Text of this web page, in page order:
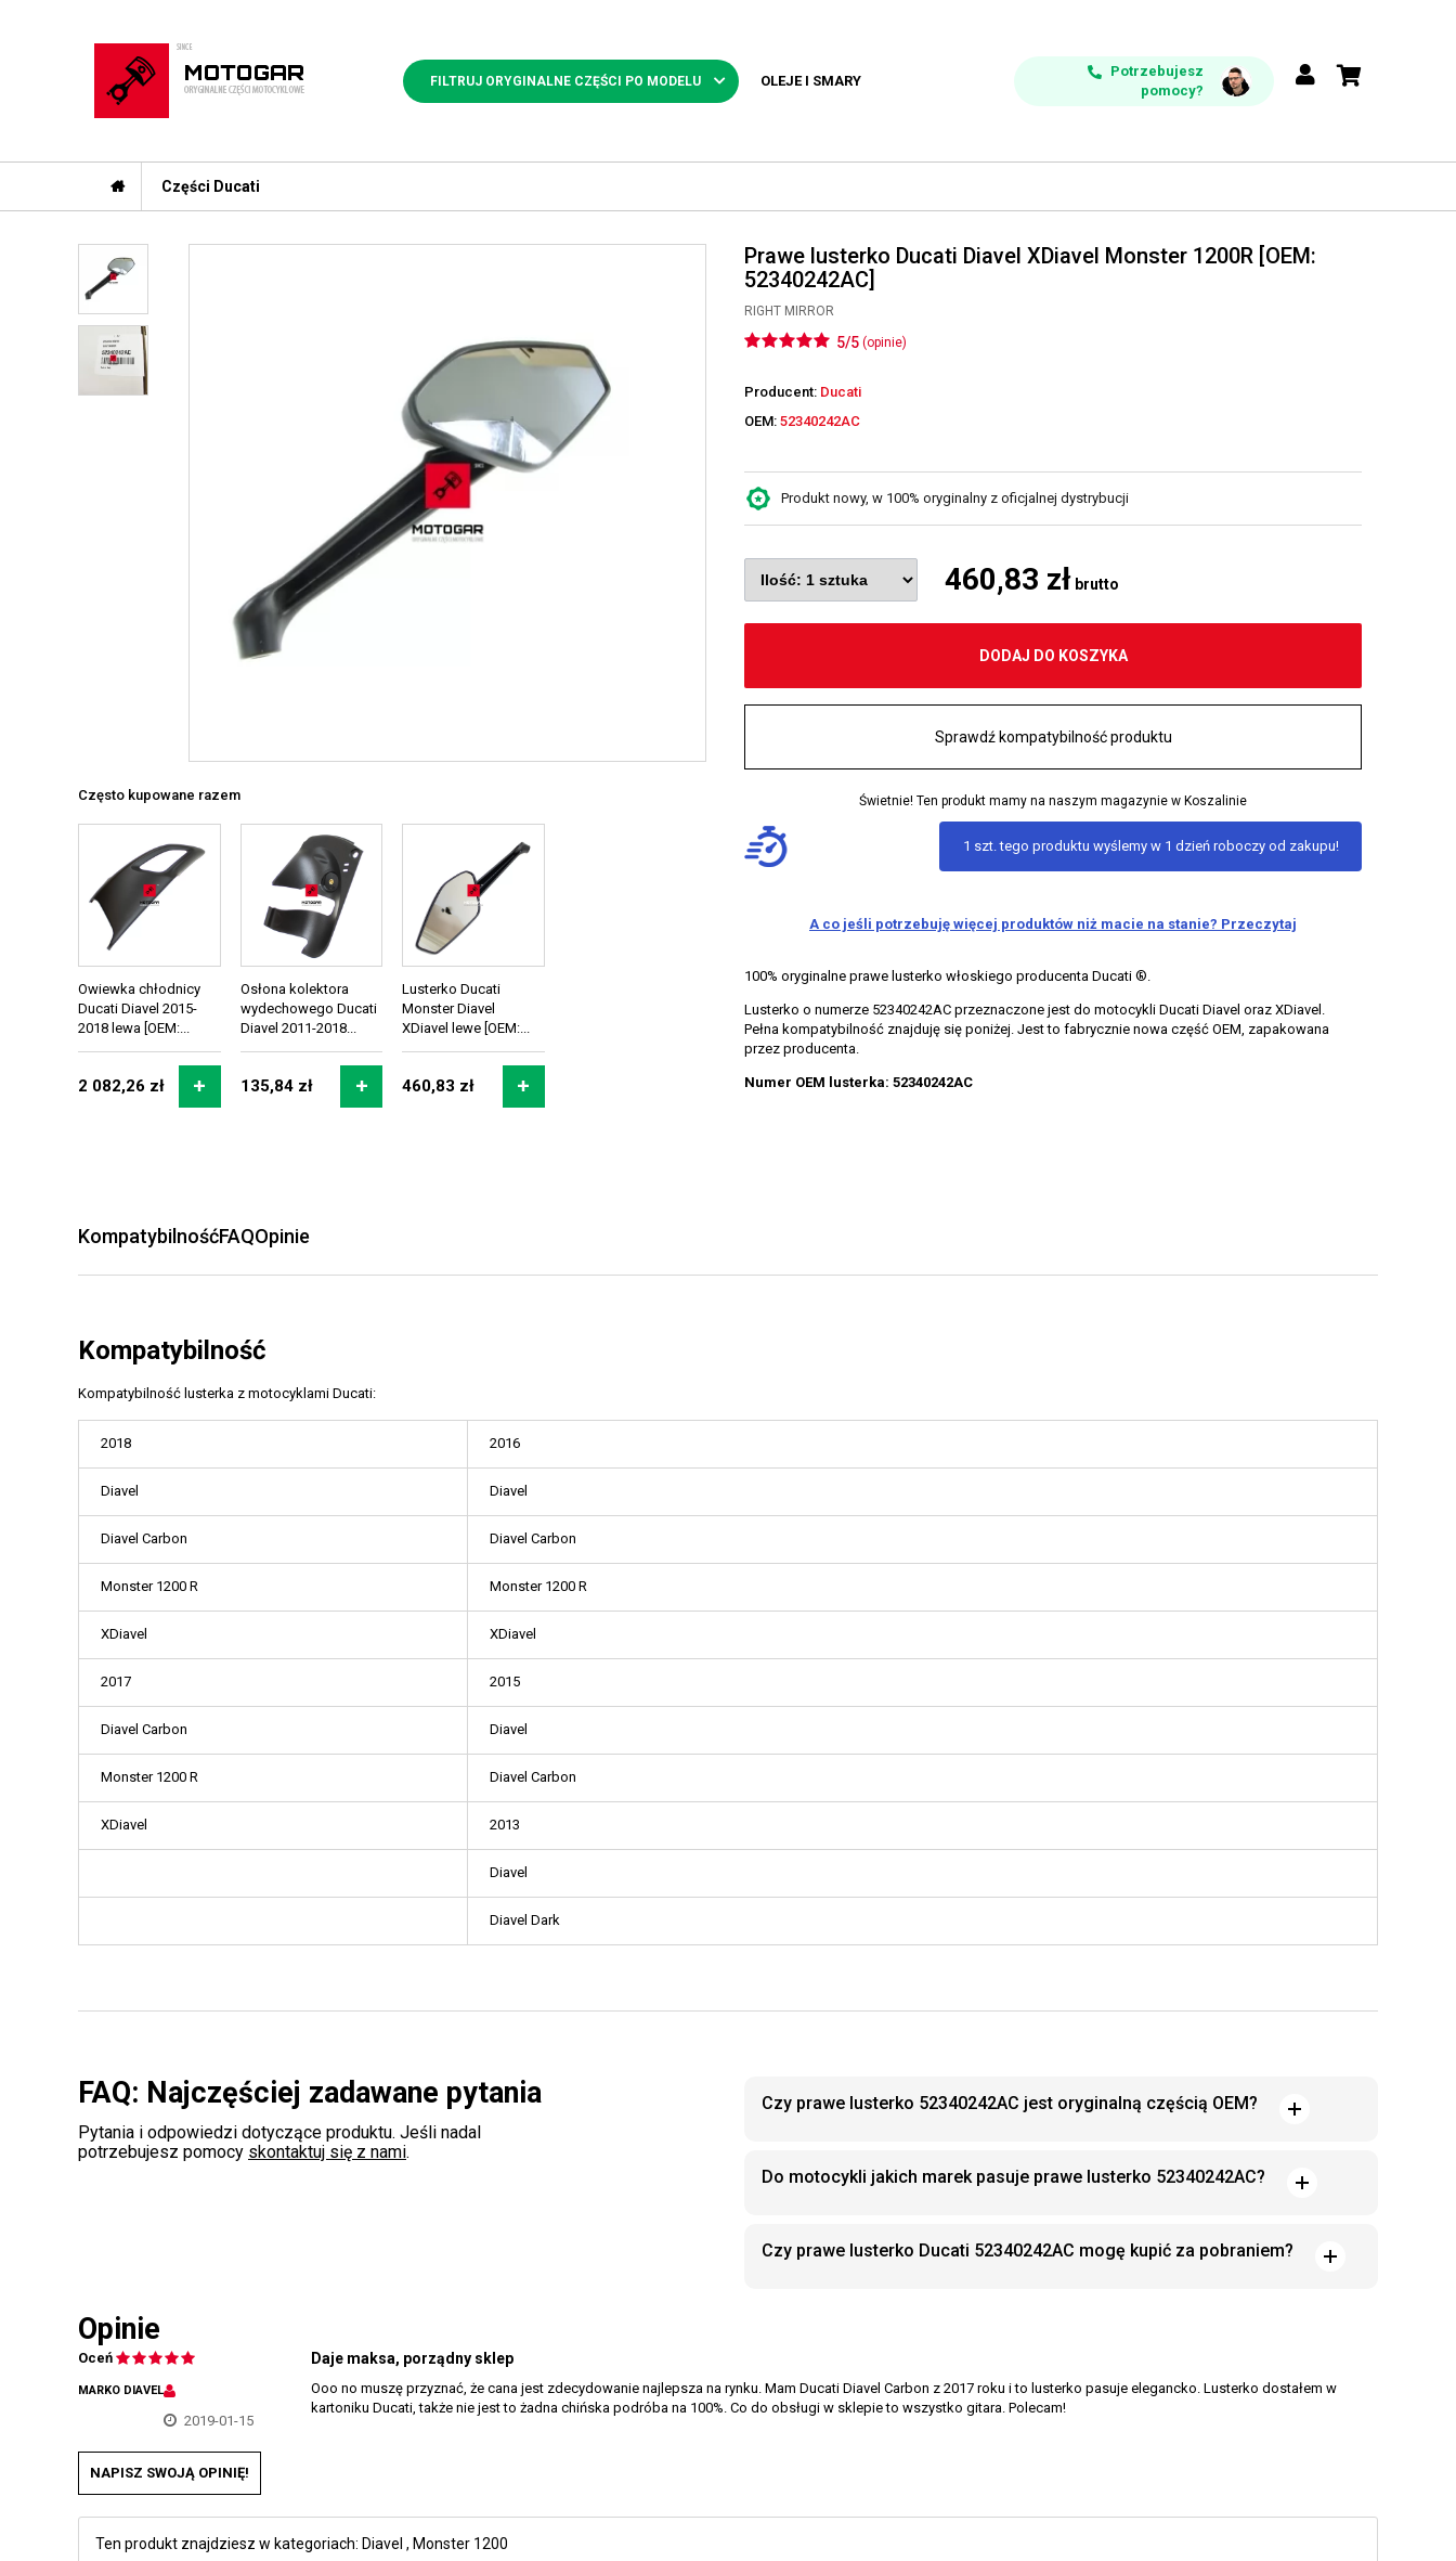
FILTRUJ ORYGINALNE CZĘŚCI PO MODELU OLEJE I SMARY
Potrzebujesz
pomocy?
Części Ducati
Często kupowane razem
Owiewka chłodnicy
Ducati Diavel 2015-
2018 lewa [OEM:...
2 082,26 zł
Osłona kolektora
wydechowego Ducati
Diavel 2011-2018...
135,84 zł
Lusterko Ducati
Monster Diavel
XDiavel lewe [OEM:...
460,83 zł
Prawe lusterko Ducati Diavel XDiavel Monster 1200R [OEM:
52340242AC]
RIGHT MIRROR
5/5 (opinie)
Producent: Ducati
OEM: 52340242AC
Produkt nowy, w 100% oryginalny z oficjalnej dystrybucji
460,83 zł brutto
DODAJ DO KOSZYKA
Sprawdź kompatybilność produktu
Świetnie! Ten produkt mamy na naszym magazynie w Koszalinie
1 szt. tego produktu wyślemy w 1 dzień roboczy od zakupu!
A co jeśli potrzebuję więcej produktów niż macie na stanie? Przeczytaj
100% oryginalne prawe lusterko włoskiego producenta Ducati ®.
Lusterko o numerze 52340242AC przeznaczone jest do motocykli Ducati Diavel oraz XDiavel.
Pełna kompatybilność znajduję się poniżej. Jest to fabrycznie nowa część OEM, zapakowana
przez producenta.
Numer OEM lusterka: 52340242AC
KompatybilnośćFAQOpinie
Kompatybilność
Kompatybilność lusterka z motocyklami Ducati:
2018 2016
Diavel Diavel
Diavel Carbon Diavel Carbon
Monster 1200 R Monster 1200 R
XDiavel XDiavel
2017 2015
Diavel Carbon Diavel
Monster 1200 R Diavel Carbon
XDiavel 2013
Diavel
Diavel Dark
FAQ: Najczęściej zadawane pytania
Pytania i odpowiedzi dotyczące produktu. Jeśli nadal
potrzebujesz pomocy skontaktuj się z nami.
Czy prawe lusterko 52340242AC jest oryginalną częścią OEM?
Do motocykli jakich marek pasuje prawe lusterko 52340242AC?
Czy prawe lusterko Ducati 52340242AC mogę kupić za pobraniem?
Opinie
Oceń
MARKO DIAVEL
2019-01-15
Daje maksa, porządny sklep
Ooo no muszę przyznać, że cana jest zdecydowanie najlepsza na rynku. Mam Ducati Diavel Carbon z 2017 roku i to lusterko pasuje elegancko. Lusterko dostałem w
kartoniku Ducati, także nie jest to żadna chińska podróba na 100%. Co do obsługi w sklepie to wszystko gitara. Polecam!
NAPISZ SWOJĄ OPINIĘ!
Ten produkt znajdziesz w kategoriach: Diavel , Monster 1200